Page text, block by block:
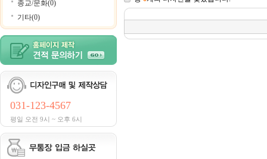
종교/문화(0)
기타(0)
031-123-4567
평일 오전 9시 ~ 오후 6시